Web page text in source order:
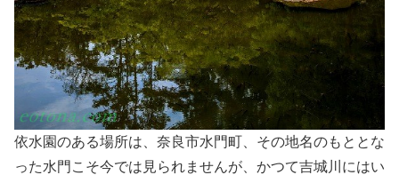
依水園のある場所は、奈良市水門町、その地名のもととな
った水門こそ今では見られませんが、かつて吉城川にはい